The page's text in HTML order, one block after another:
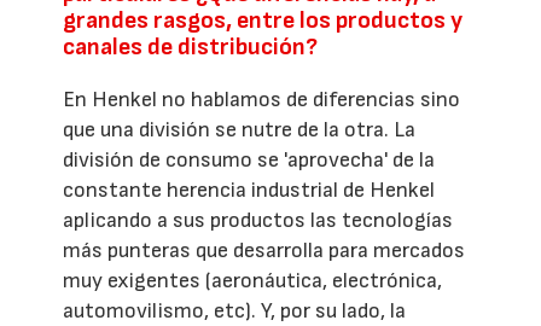
grandes rasgos, entre los productos y
canales de distribución?
En Henkel no hablamos de diferencias sino
que una división se nutre de la otra. La
división de consumo se 'aprovecha' de la
constante herencia industrial de Henkel
aplicando a sus productos las tecnologías
más punteras que desarrolla para mercados
muy exigentes (aeronáutica, electrónica,
automovilismo, etc). Y, por su lado, la